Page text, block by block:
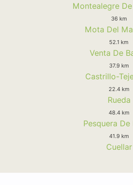
Montealegre
36 km
Mota Del
52.1 km
Venta De
37.9 km
Castrillo-
22.4 km
Rueda
48.4 km
Pesquera De
41.9 km
Cuellar